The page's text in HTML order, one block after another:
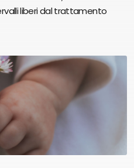
liberi dal trattamento